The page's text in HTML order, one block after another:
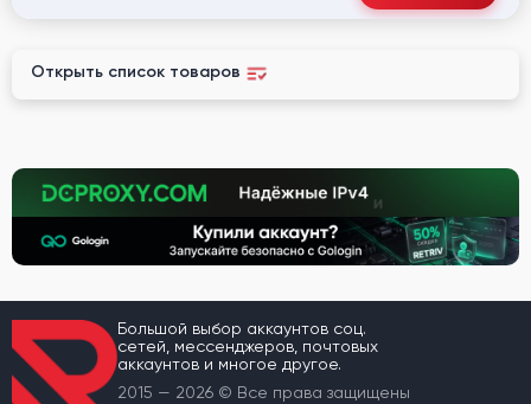
Открыть список товаров
Большой выбор аккаунтов соц.
сетей, мессенджеров, почтовых
аккаунтов и многое другое.
2015 — 2026 © Все права защищены